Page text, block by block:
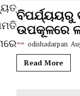
ବିପର୍ଯ୍ୟୟରୁ
ଉପକୂଳରେ
odishadarpan
Read More